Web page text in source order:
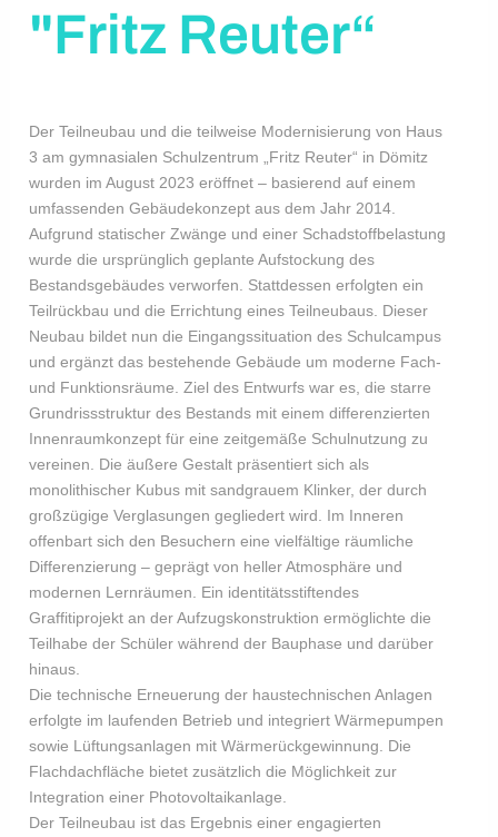
"Fritz Reuter“
Der Teilneubau und die teilweise Modernisierung von Haus
3 am gymnasialen Schulzentrum „Fritz Reuter“ in Dömitz
wurden im August 2023 eröffnet – basierend auf einem
umfassenden Gebäudekonzept aus dem Jahr 2014.
Aufgrund statischer Zwänge und einer Schadstoffbelastung
wurde die ursprünglich geplante Aufstockung des
Bestandsgebäudes verworfen. Stattdessen erfolgten ein
Teilrückbau und die Errichtung eines Teilneubaus. Dieser
Neubau bildet nun die Eingangssituation des Schulcampus
und ergänzt das bestehende Gebäude um moderne Fach-
und Funktionsräume. Ziel des Entwurfs war es, die starre
Grundrissstruktur des Bestands mit einem differenzierten
Innenraumkonzept für eine zeitgemäße Schulnutzung zu
vereinen. Die äußere Gestalt präsentiert sich als
monolithischer Kubus mit sandgrauem Klinker, der durch
großzügige Verglasungen gegliedert wird. Im Inneren
offenbart sich den Besuchern eine vielfältige räumliche
Differenzierung – geprägt von heller Atmosphäre und
modernen Lernräumen. Ein identitätsstiftendes
Graffitiprojekt an der Aufzugskonstruktion ermöglichte die
Teilhabe der Schüler während der Bauphase und darüber
hinaus.
Die technische Erneuerung der haustechnischen Anlagen
erfolgte im laufenden Betrieb und integriert Wärmepumpen
sowie Lüftungsanlagen mit Wärmerückgewinnung. Die
Flachdachfläche bietet zusätzlich die Möglichkeit zur
Integration einer Photovoltaikanlage.
Der Teilneubau ist das Ergebnis einer engagierten